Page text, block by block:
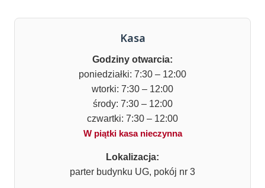
Kasa
Godziny otwarcia:
poniedziałki: 7:30 – 12:00
wtorki: 7:30 – 12:00
środy: 7:30 – 12:00
czwartki: 7:30 – 12:00
W piątki kasa nieczynna
Lokalizacja:
parter budynku UG, pokój nr 3